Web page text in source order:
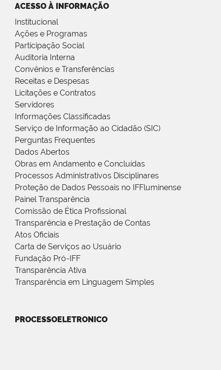
ACESSO À INFORMAÇÃO
Institucional
Ações e Programas
Participação Social
Auditoria Interna
Convênios e Transferências
Receitas e Despesas
Licitações e Contratos
Servidores
Informações Classificadas
Serviço de Informação ao Cidadão (SIC)
Perguntas Frequentes
Dados Abertos
Obras em Andamento e Concluídas
Processos Administrativos Disciplinares
Proteção de Dados Pessoais no IFFluminense
Painel Transparência
Comissão de Ética Profissional
Transparência e Prestação de Contas
Atos Oficiais
Carta de Serviços ao Usuário
Fundação Pró-IFF
Transparência Ativa
Transparência em Linguagem Simples
PROCESSOELETRONICO